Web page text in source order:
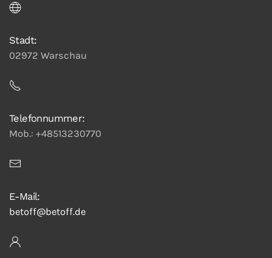
Stadt:
02972 Warschau
Telefonnummer:
Mob.: +48513230770
E-Mail:
betoff@betoff.de